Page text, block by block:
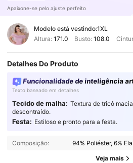
Apaixone-se pelo ajuste perfeito
Modelo está vestindo:1XL
Altura: 171.0 Busto:108.0
Detalhes Do Produto
Funcionalidade de inteligência
Texto baseado em detalhes
Tecido de malha: Textura de tricô
descontraído.
Festa: Estiloso e pronto para a festa.
Composição: 94% Poliéster, 6%
Veja mais
197K Seguidores